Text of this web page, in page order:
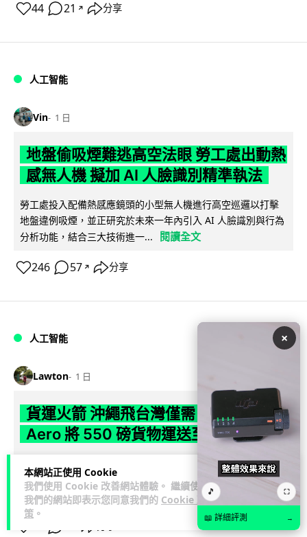
本網站正使用 Cookie
我們使用 Cookie 改善網站體驗。 繼續使用
我們的網站即表示您同意我們的 Cookie 政
策 。
44 21 ↗ 分享
人工智能
Vin 1 日
地盤偷吸煙難逃高空法眼 勞工處出動熱
感無人機 擬加 AI 人臉識別精準執法
勞工處投入配備熱感應鏡頭的小型無人機進行高空巡邏以打擊
地盤違例吸煙，並正研究於未來一年內引入 AI 人臉識別與行為
分析功能，結合三大技術進一...
閱讀全文
246 57 ↗ 分享
人工智能
Lawton 1 日
貨運火箭 沖繩飛台灣僅需 15 分鐘 Hop
Aero 將 550 磅貨物運送至 725 公里外
【真正用火箭送貨】美國初創 Hop Aero 公開自動駕駛貨運火
箭，聲稱可在 15 分鐘內將 250 公斤物資投送 750 公里外，並
以沖繩... 閱讀全文
×
🎵 ⛶
📖 詳細評測 →